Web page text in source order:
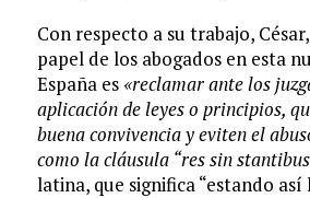
Con respecto a su trabajo,
papel de los abogados en esta
España es «reclamar ante los
aplicación de leyes o principios,
buena convivencia y eviten el
como la cláusula “res sin
latina, que significa “estando así